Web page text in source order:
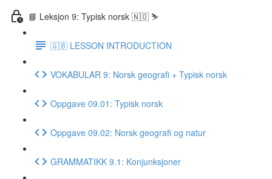
📘 Leksjon 9: Typisk norsk 🇳🇴 ⛷
🇬🇧 LESSON INTRODUCTION
VOKABULAR 9: Norsk geografi + Typisk norsk
Oppgave 09.01: Typisk norsk
Oppgave 09.02: Norsk geografi og natur
GRAMMATIKK 9.1: Konjunksjoner